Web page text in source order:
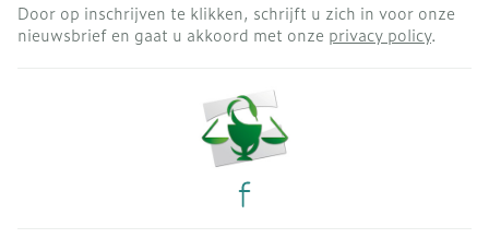
Door op inschrijven te klikken, schrijft u zich in voor onze
nieuwsbrief en gaat u akkoord met onze privacy policy.